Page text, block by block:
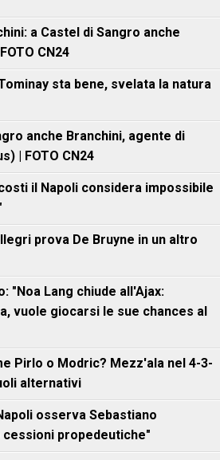
a Castel di Sangro anche
CN24
sta bene, svelata la natura
anche Branchini, agente di
| FOTO CN24
il Napoli considera impossibile
prova De Bruyne in un altro
"Noa Lang chiude all'Ajax:
vuole giocarsi le sue chances al
Pirlo o Modric? Mezz'ala nel 4-3-
alternativi
osserva Sebastiano
propedeutiche"